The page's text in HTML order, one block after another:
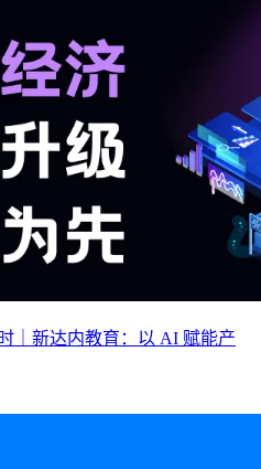
｜新达内教育：以 AI 赋能产